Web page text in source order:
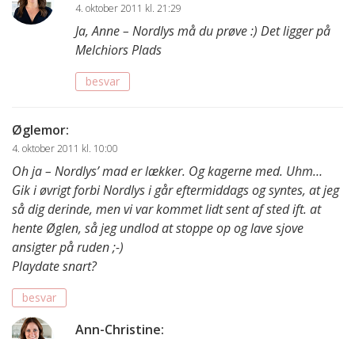
4. oktober 2011 kl. 21:29
Ja, Anne – Nordlys må du prøve :) Det ligger på
Melchiors Plads
besvar
Øglemor:
4. oktober 2011 kl. 10:00
Oh ja – Nordlys’ mad er lækker. Og kagerne med. Uhm…
Gik i øvrigt forbi Nordlys i går eftermiddags og syntes, at jeg
så dig derinde, men vi var kommet lidt sent af sted ift. at
hente Øglen, så jeg undlod at stoppe op og lave sjove
ansigter på ruden ;-)
Playdate snart?
besvar
Ann-Christine: